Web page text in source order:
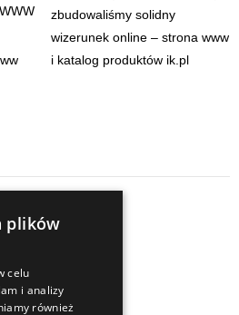
zbudowaliśmy solidny
wizerunek online – strona www
i katalog produktów ik.pl
social media
plików
celu
i analizy
również